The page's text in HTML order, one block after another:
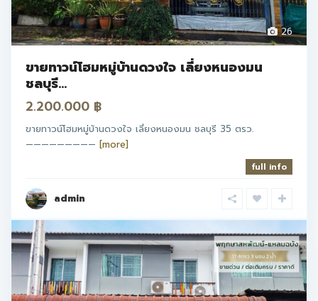
26
ขายทาวน์โฮมหมู่บ้านดวงใจ เลี่ยงหนองมน
ชลบุรี...
2.200.000 ฿
ขายทาวน์โฮมหมู่บ้านดวงใจ เลี่ยงหนองมน ชลบุรี 35 ตรว.
————————— [more]
full info
admin